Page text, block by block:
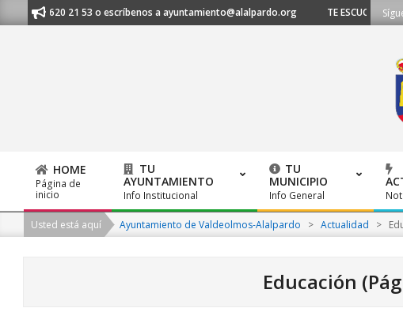
to
91 620 21 53 o escríbenos a ayuntamiento@alalpardo.org TE ESCUCHAMOS -
Primary
Navigation
Menu
HOME
Página de
inicio
TU
AYUNTAMIENTO
Info Institucional
TU
MUNICIPIO
Info General
Usted está aquí Ayuntamiento de Valdeolmos-Alalpardo > Actualidad >
Educación